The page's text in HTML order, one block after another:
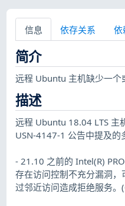
信息 依存关系 依
简介
远程 Ubuntu 主机缺少一个
描述
远程 Ubuntu 18.04 LTS 主
USN-4147-1 公告中提及的
- 21.10 之前的 Intel(R)
存在访问控制不充分漏洞
过邻近访问造成拒绝服务。